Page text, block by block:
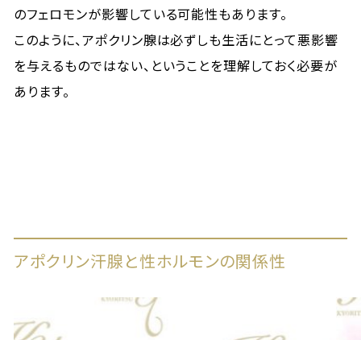
のフェロモンが影響している可能性もあります。
このように、アポクリン腺は必ずしも生活にとって悪影響
を与えるものではない、ということを理解しておく必要が
あります。
アポクリン汗腺と性ホルモンの関係性